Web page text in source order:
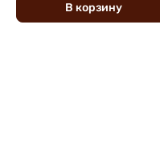
В корзину